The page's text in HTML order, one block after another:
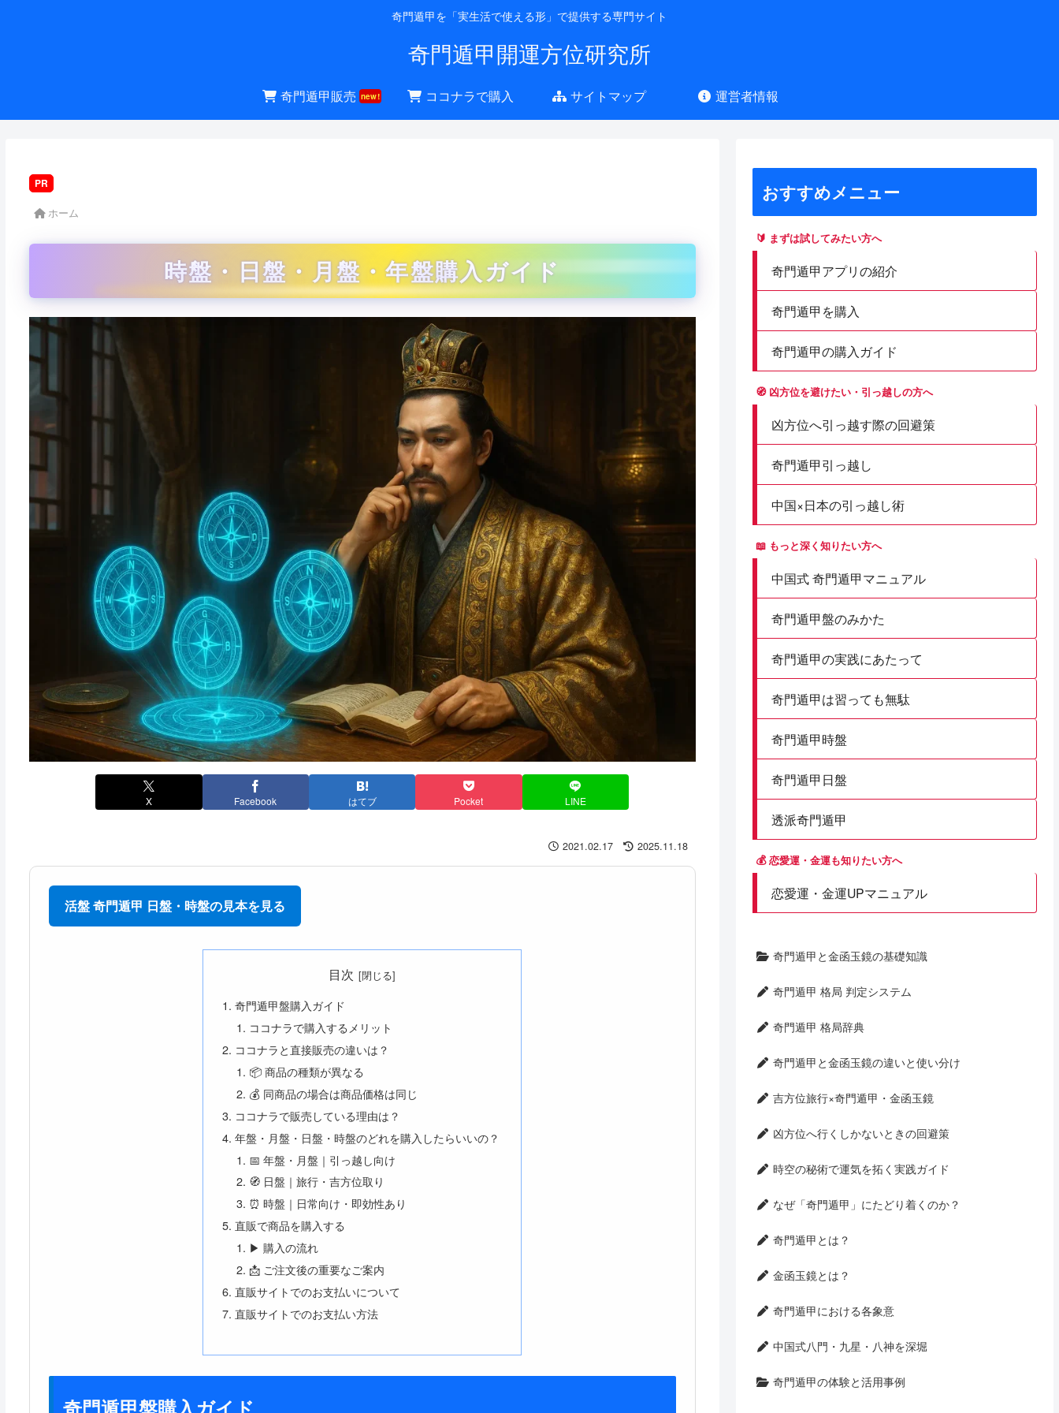
奇門遁甲を「実生活で使える形」で提供する専門サイト
奇門遁甲開運方位研究所
奇門遁甲販売 new! ココナラで購入 サイトマップ 運営者情報
PR
ホーム
時盤・日盤・月盤・年盤購入ガイド
X Facebook はてブ Pocket LINE
2021.02.17 2025.11.18
活盤 奇門遁甲 日盤・時盤の見本を見る
目次
奇門遁甲盤購入ガイド
ココナラで購入するメリット
ココナラと直接販売の違いは？
📦 商品の種類が異なる
💰 同商品の場合は商品価格は同じ
ココナラで販売している理由は？
年盤・月盤・日盤・時盤のどれを購入したらいいの？
📅 年盤・月盤｜引っ越し向け
🧭 日盤｜旅行・吉方位取り
⏰ 時盤｜日常向け・即効性あり
直販で商品を購入する
▶ 購入の流れ
📩 ご注文後の重要なご案内
直販サイトでのお支払いについて
直販サイトでのお支払い方法
奇門遁甲盤購入ガイド
おすすめメニュー
🔰 まずは試してみたい方へ
奇門遁甲アプリの紹介
奇門遁甲を購入
奇門遁甲の購入ガイド
🧭 凶方位を避けたい・引っ越しの方へ
凶方位へ引っ越す際の回避策
奇門遁甲引っ越し
中国×日本の引っ越し術
📖 もっと深く知りたい方へ
中国式 奇門遁甲マニュアル
奇門遁甲盤のみかた
奇門遁甲の実践にあたって
奇門遁甲は習っても無駄
奇門遁甲時盤
奇門遁甲日盤
透派奇門遁甲
💰 恋愛運・金運も知りたい方へ
恋愛運・金運UPマニュアル
奇門遁甲と金函玉鏡の基礎知識
奇門遁甲 格局 判定システム
奇門遁甲 格局辞典
奇門遁甲と金函玉鏡の違いと使い分け
吉方位旅行×奇門遁甲・金函玉鏡
凶方位へ行くしかないときの回避策
時空の秘術で運気を拓く実践ガイド
なぜ「奇門遁甲」にたどり着くのか？
奇門遁甲とは？
金函玉鏡とは？
奇門遁甲における各象意
中国式八門・九星・八神を深堀
奇門遁甲の体験と活用事例